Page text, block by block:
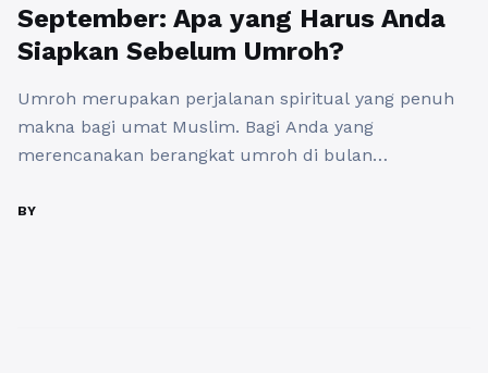
September: Apa yang Harus Anda
Siapkan Sebelum Umroh?
Umroh merupakan perjalanan spiritual yang penuh
makna bagi umat Muslim. Bagi Anda yang
merencanakan berangkat umroh di bulan
diperoleh, mulai dari cuaca yang relatif bersahabat
BY